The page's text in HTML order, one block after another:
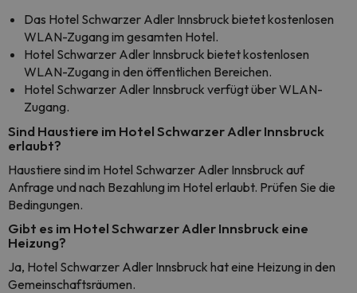
Das Hotel Schwarzer Adler Innsbruck bietet kostenlosen
WLAN-Zugang im gesamten Hotel.
Hotel Schwarzer Adler Innsbruck bietet kostenlosen
WLAN-Zugang in den öffentlichen Bereichen.
Hotel Schwarzer Adler Innsbruck verfügt über WLAN-
Zugang.
Sind Haustiere im Hotel Schwarzer Adler Innsbruck
erlaubt?
Haustiere sind im Hotel Schwarzer Adler Innsbruck auf
Anfrage und nach Bezahlung im Hotel erlaubt. Prüfen Sie die
Bedingungen.
Gibt es im Hotel Schwarzer Adler Innsbruck eine
Heizung?
Ja, Hotel Schwarzer Adler Innsbruck hat eine Heizung in den
Gemeinschaftsräumen.